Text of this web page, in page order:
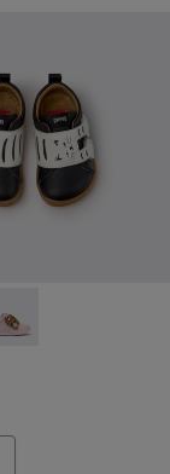
niños en rosa
piel en blanco y
002 -
- K800714-